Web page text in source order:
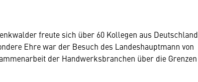
freute sich über 60 Kollegen aus Deutschland
Ehre war der Besuch des Landeshauptmann von
der Handwerksbranchen über die Grenzen